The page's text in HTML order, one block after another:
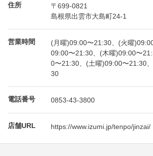
住所
〒699-0821
島根県出雲市大島町24-1
営業時間
(月曜)09:00〜21:30、(火曜
09:00〜21:30、(木曜)09:00〜
0〜21:30、(土曜)09:00〜21:30
30
電話番号 0853-43-3800
店舗URL https://www.izumi.jp/tenpo/jinzai/